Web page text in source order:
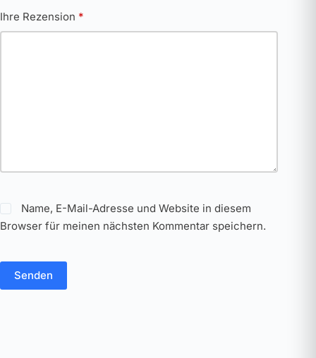
Ihre Rezension *
Name, E-Mail-Adresse und Website in diesem
Browser für meinen nächsten Kommentar speichern.
Senden